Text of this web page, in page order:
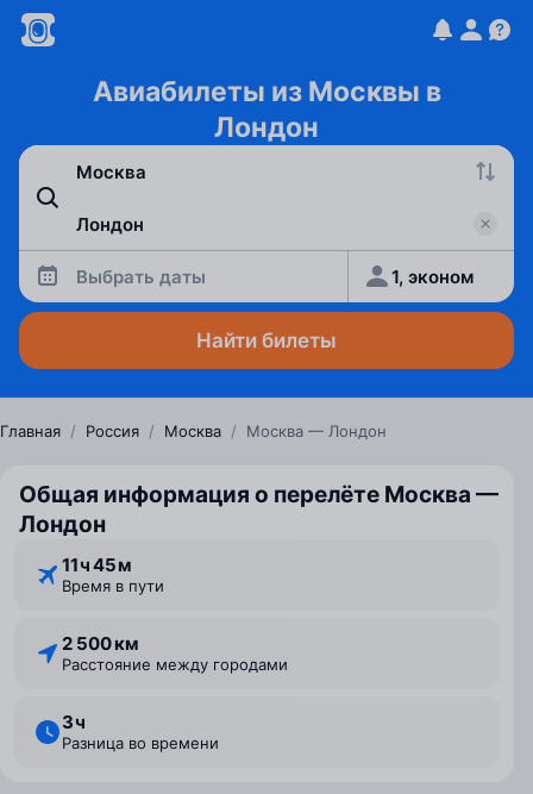
Авиабилеты из Москвы в
Лондон
Выбрать даты 1, эконом
Найти билеты
Главная / Россия / Москва / Москва — Лондон
Общая информация о перелёте Москва —
Лондон
11 ⁠ч 45 ⁠м
Время в пути
2 500 км
Расстояние между городами
3 ⁠ч
Разница во времени